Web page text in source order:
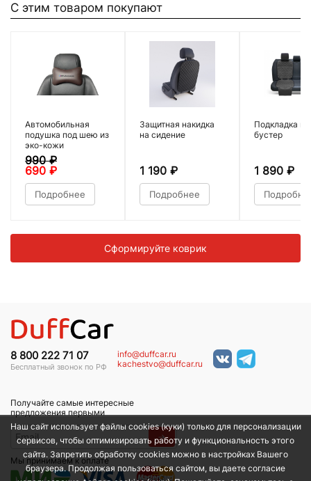
С этим товаром покупают
Автомобильная
подушка под шею из
эко-кожи
990₽
690 ₽
Подробнее
Защитная накидка
на сидение
1 190 ₽
Подробнее
Подкладка
бустер
1 890 ₽
Сформируйте коврик
8 800 222 71 07
Бесплатный звонок по РФ
info@duffcar.ru
kachestvo@duffcar.ru
Получайте самые интересные
предложения первыми
→
Мы принимаем к оплате
Наш сайт использует файлы cookies (куки) только для персонализации
сервисов, чтобы оптимизировать работу и функциональность этого
сайта. Запретить обработку cookies можно в настройках Вашего
браузера. Продолжая пользоваться сайтом, вы даете согласие